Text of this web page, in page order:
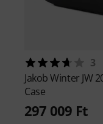
3
Jakob Winter JW
Case
297 009 Ft